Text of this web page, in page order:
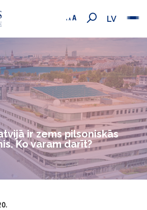
LV
ir zems pilsoniskās
Ko varam darīt?